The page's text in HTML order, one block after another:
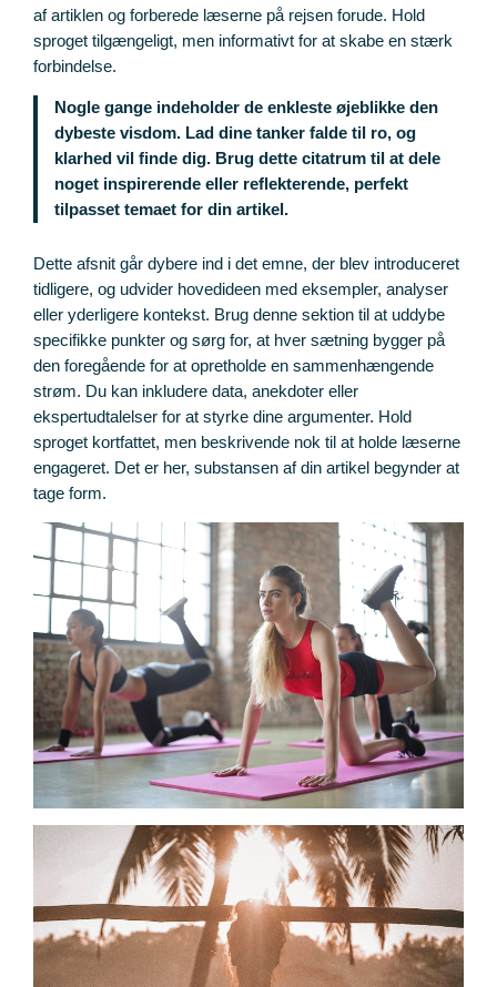
af artiklen og forberede læserne på rejsen forude. Hold
sproget tilgængeligt, men informativt for at skabe en stærk
forbindelse.
Nogle gange indeholder de enkleste øjeblikke den
dybeste visdom. Lad dine tanker falde til ro, og
klarhed vil finde dig. Brug dette citatrum til at dele
noget inspirerende eller reflekterende, perfekt
tilpasset temaet for din artikel.
Dette afsnit går dybere ind i det emne, der blev introduceret
tidligere, og udvider hovedideen med eksempler, analyser
eller yderligere kontekst. Brug denne sektion til at uddybe
specifikke punkter og sørg for, at hver sætning bygger på
den foregående for at opretholde en sammenhængende
strøm. Du kan inkludere data, anekdoter eller
ekspertudtalelser for at styrke dine argumenter. Hold
sproget kortfattet, men beskrivende nok til at holde læserne
engageret. Det er her, substansen af din artikel begynder at
tage form.